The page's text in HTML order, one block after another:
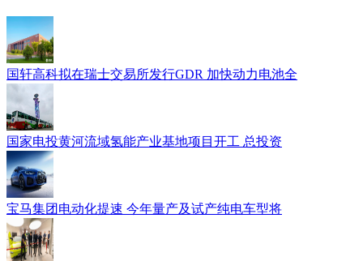
国轩高科拟在瑞士交易所发行GDR 加快动力电池全
国家电投黄河流域氢能产业基地项目开工 总投资
宝马集团电动化提速 今年量产及试产纯电车型将